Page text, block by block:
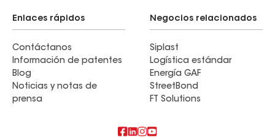
Enlaces rápidos
Contáctanos
Información de patentes
Blog
Noticias y notas de
prensa
Negocios relacionados
Siplast
Logística estándar
Energía GAF
StreetBond
FT Solutions